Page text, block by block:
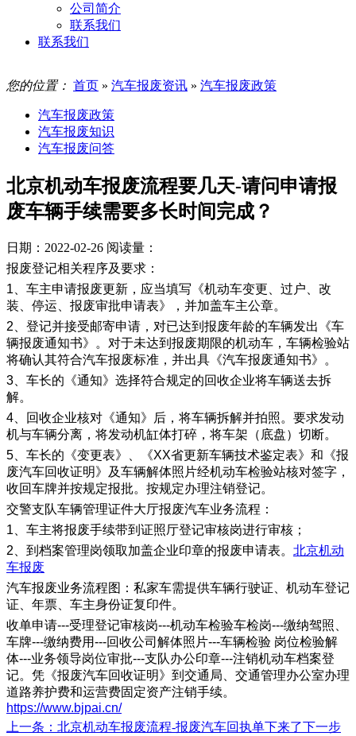
公司简介
联系我们
联系我们
您的位置： 首页 » 汽车报废资讯 » 汽车报废政策
汽车报废政策
汽车报废知识
汽车报废问答
北京机动车报废流程要几天-请问申请报
废车辆手续需要多长时间完成？
日期：2022-02-26 阅读量：
报废登记相关程序及要求：
1、车主申请报废更新，应当填写《机动车变更、过户、改
装、停运、报废审批申请表》，并加盖车主公章。
2、登记并接受邮寄申请，对已达到报废年龄的车辆发出《车
辆报废通知书》。对于未达到报废期限的机动车，车辆检验站
将确认其符合汽车报废标准，并出具《汽车报废通知书》。
3、车长的《通知》选择符合规定的回收企业将车辆送去拆
解。
4、回收企业核对《通知》后，将车辆拆解并拍照。要求发动
机与车辆分离，将发动机缸体打碎，将车架（底盘）切断。
5、车长的《变更表》、《XX省更新车辆技术鉴定表》和《报
废汽车回收证明》及车辆解体照片经机动车检验站核对签字，
收回车牌并按规定报批。按规定办理注销登记。
交警支队车辆管理证件大厅报废汽车业务流程：
1、车主将报废手续带到证照厅登记审核岗进行审核；
2、到档案管理岗领取加盖企业印章的报废申请表。 北京机动
车报废
汽车报废业务流程图：私家车需提供车辆行驶证、机动车登记
证、年票、车主身份证复印件。
收单申请---受理登记审核岗---机动车检验车检岗---缴纳驾照、
车牌---缴纳费用---回收公司解体照片---车辆检验 岗位检验解
体---业务领导岗位审批---支队办公印章---注销机动车档案登
记。凭《报废汽车回收证明》到交通局、交通管理办公室办理
道路养护费和运营费固定资产注销手续。
https://www.bjpai.cn/
上一条 ：北京机动车报废流程-报废汽车回执单下来了下一步